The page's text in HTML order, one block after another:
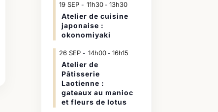
19 SEP 11h30 -13h30
Atelier de cuisine
japonaise :
okonomiyaki
26 SEP 14h00 -16h15
Atelier de
Pâtisserie
Laotienne :
gateaux au manioc
et fleurs de lotus